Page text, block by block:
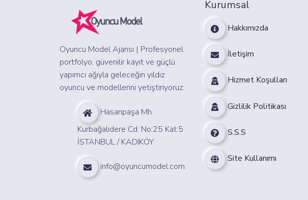
Oyuncu Model Ajansı | Profesyonel
portfolyo, güvenilir kayıt ve güçlü
yapımcı ağıyla geleceğin yıldız
oyuncu ve modellerini yetiştiriyoruz.
Hasanpaşa Mh.
Kurbağalıdere Cd. No:25 Kat:5
İSTANBUL / KADIKÖY.
info@oyuncumodel.com
Kurumsal
Hakkımızda
İletişim
Hizmet Koşulları
Gizlilik Politikası
S.S.S
Site Kullanımı